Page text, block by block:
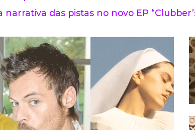
narrativa das pistas no novo EP